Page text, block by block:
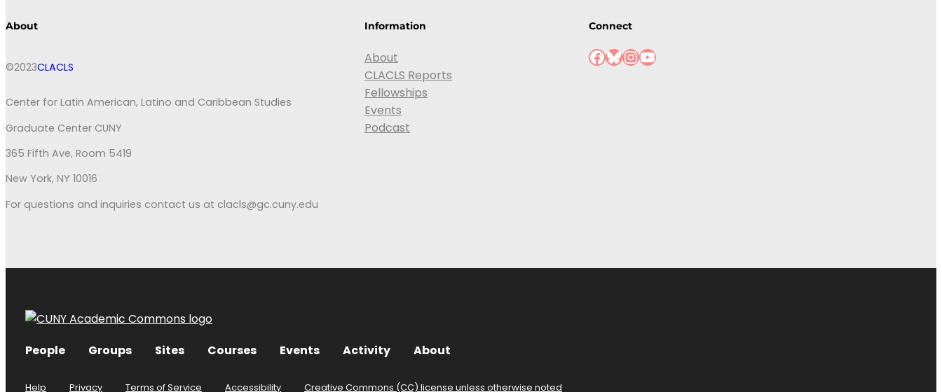
About
©2023CLACLS
Center for Latin American, Latino and Caribbean Studies
Graduate Center CUNY
365 Fifth Ave, Room 5419
New York, NY 10016
For questions and inquiries contact us at clacls@gc.cuny.edu
Information
About
CLACLS Reports
Fellowships
Events
Podcast
Connect
Facebook Bluesky InstagramYouTube
People Groups Sites Courses Events Activity About
Help Privacy Terms of Service Accessibility Creative Commons (CC) license unless otherwise noted